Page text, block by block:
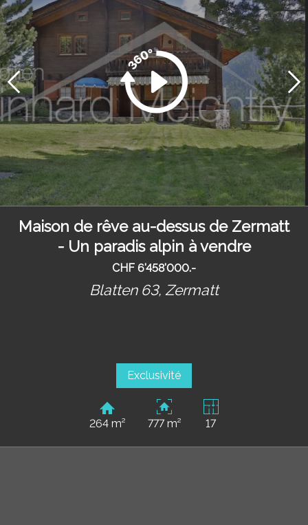
Maison de rêve au-dessus de Zermatt
- Un paradis alpin à vendre
CHF 6'458'000.-
Blatten 63, Zermatt
Exclusivité
264 m² 777 m² 17